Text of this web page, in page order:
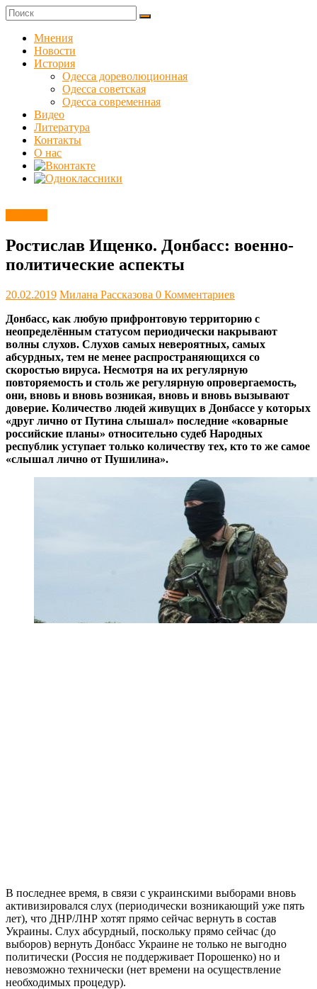
Skip
to
content
Куликовец
Сайт
одесского
сопротивления
Мнения
Новости
История
Одесса дореволюционная
Одесса советская
Одесса современная
Видео
Литература
Контакты
О нас
Ростислав Ищенко. Донбасс: военно-
политические аспекты
20.02.2019 Милана Рассказова 0 Комментариев
Донбасс, как любую прифронтовую территорию с
неопределённым статусом периодически накрывают
волны слухов. Слухов самых невероятных, самых
абсурдных, тем не менее распространяющихся со
скоростью вируса. Несмотря на их регулярную
повторяемость и столь же регулярную опровергаемость,
они, вновь и вновь возникая, вновь и вновь вызывают
доверие. Количество людей живущих в Донбассе у которых
«друг лично от Путина слышал» последние «коварные
российские планы» относительно судеб Народных
республик уступает только количеству тех, кто то же самое
«слышал лично от Пушилина».
В последнее время, в связи с украинскими выборами вновь
активизировался слух (периодически возникающий уже пять
лет), что ДНР/ЛНР хотят прямо сейчас вернуть в состав
Украины. Слух абсурдный, поскольку прямо сейчас (до
выборов) вернуть Донбасс Украине не только не выгодно
политически (Россия не поддерживает Порошенко) но и
невозможно технически (нет времени на осуществление
необходимых процедур).